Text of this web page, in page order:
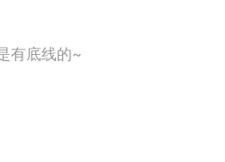
有底线的~